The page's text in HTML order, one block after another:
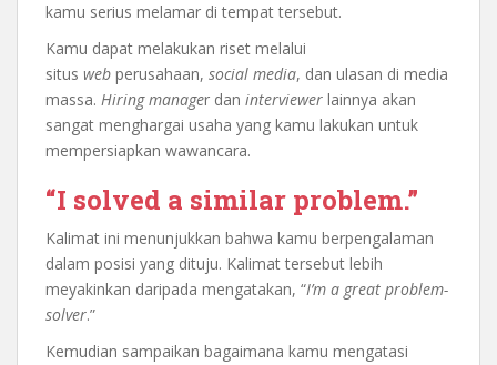
kamu serius melamar di tempat tersebut.
Kamu dapat melakukan riset melalui
situs web perusahaan, social media, dan ulasan di media
massa. Hiring manager dan interviewer lainnya akan
sangat menghargai usaha yang kamu lakukan untuk
mempersiapkan wawancara.
“I solved a similar problem.”
Kalimat ini menunjukkan bahwa kamu berpengalaman
dalam posisi yang dituju. Kalimat tersebut lebih
meyakinkan daripada mengatakan, “I’m a great problem-
solver.”
Kemudian sampaikan bagaimana kamu mengatasi